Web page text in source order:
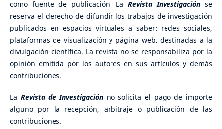
como fuente de publicación. LaRevista Investigación se
reserva el derecho de difundir los trabajos de investigación
publicados en espacios virtuales a saber: redes sociales,
plataformas de visualización y página web, destinadas a la
divulgación científica. La revista no se responsabiliza por la
opinión emitida por los autores en sus artículos y demás
contribuciones.
La Revista de Investigación no solicita el pago de importe
alguno por la recepción, arbitraje o publicación de las
contribuciones.